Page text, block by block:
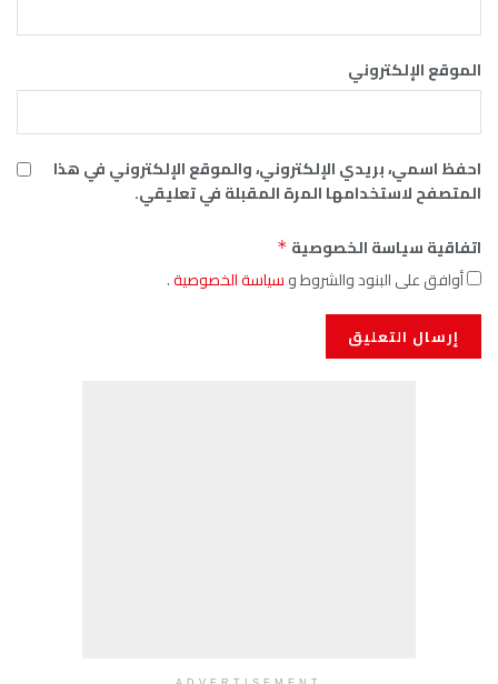
الموقع الإلكتروني
احفظ اسمي، بريدي الإلكتروني، والموقع الإلكتروني في هذا
المتصفح لاستخدامها المرة المقبلة في تعليقي.
اتفاقية سياسة الخصوصية *
أوافق على البنود والشروط وسياسة الخصوصية.